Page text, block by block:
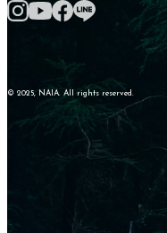
Instagram 新しいタブ
YouTube 新しいタ
Facebook 新し
LINE 新しい
© 2025, NAIA. All rights reserved.